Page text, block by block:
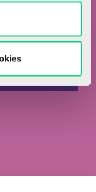
*